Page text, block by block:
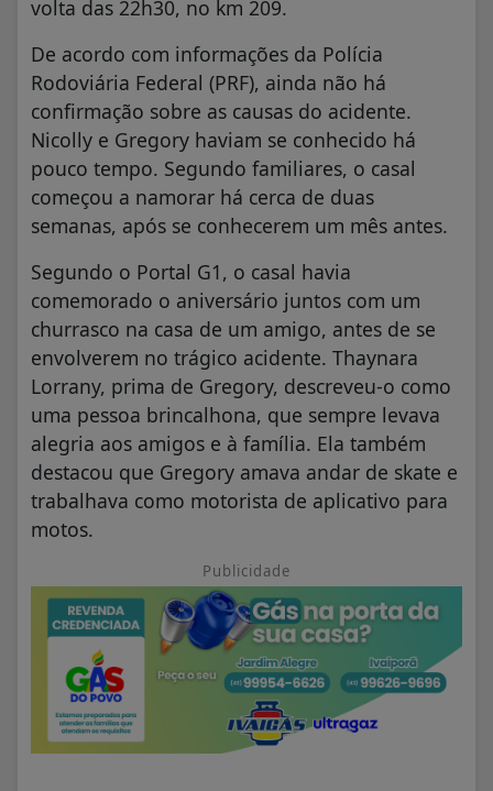
volta das 22h30, no km 209.
De acordo com informações da Polícia
Rodoviária Federal (PRF), ainda não há
confirmação sobre as causas do acidente.
Nicolly e Gregory haviam se conhecido há
pouco tempo. Segundo familiares, o casal
começou a namorar há cerca de duas
semanas, após se conhecerem um mês antes.
Segundo o Portal G1, o casal havia
comemorado o aniversário juntos com um
churrasco na casa de um amigo, antes de se
envolverem no trágico acidente. Thaynara
Lorrany, prima de Gregory, descreveu-o como
uma pessoa brincalhona, que sempre levava
alegria aos amigos e à família. Ela também
destacou que Gregory amava andar de skate e
trabalhava como motorista de aplicativo para
motos.
Publicidade